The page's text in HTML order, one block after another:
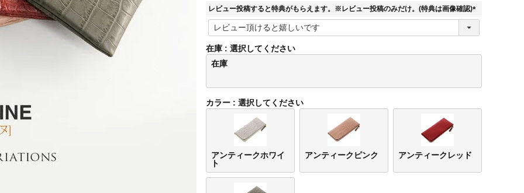
須
レビュー投稿すると特典がもらえます。※レビュー投稿のみだけ。(特典は画像確認)
(
)
在庫
選択してください
在庫
カラー 選択してください
アンティークホワイ
ト
アンティークピンク アンティークレッド